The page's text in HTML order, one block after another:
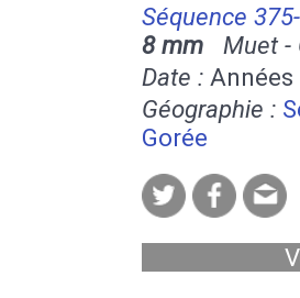
Séquence
8 mm Muet -
Date : Années
Géographie :
Gorée